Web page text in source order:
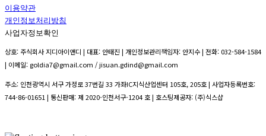
이용약관
개인정보처리방침
사업자정보확인
상호: 주식회사 지디아이앤디 | 대표: 안태진 | 개인정보관리책임자: 안지수 | 전화: 032-584-1584
| 이메일: goldia7@gmail.com / jisuan.gdind@gmail.com
주소: 인천광역시 서구 가정로 37번길 33 가좌IC지식산업센터 105호, 205호 | 사업자등록번호:
744-86-01651 | 통신판매:제 2020-인천서구-1204 호| 호스팅제공자: (주)식스샵